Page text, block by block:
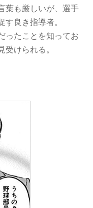
葉も厳しいが、選手
す良き指導者。
ったことを知ってお
受けられる。